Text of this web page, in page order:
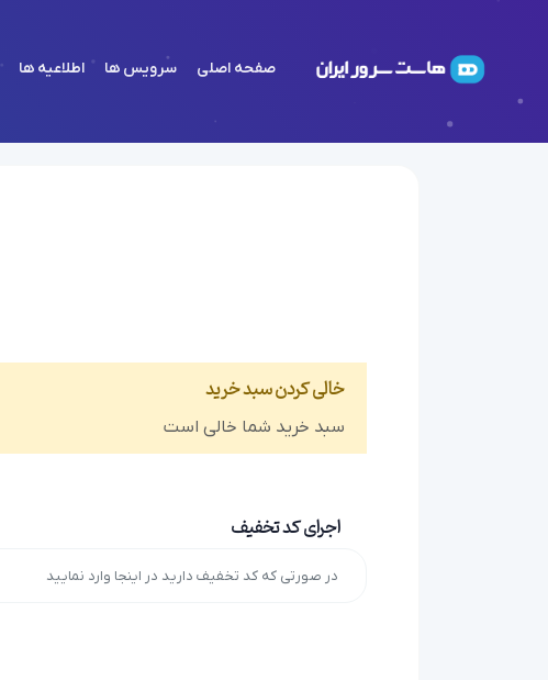
صفحه اصلی سرویس ها اطلاعیه ها
خالی کردن سبد خرید
سبد خرید شما خالی است
اجرای کد تخفیف